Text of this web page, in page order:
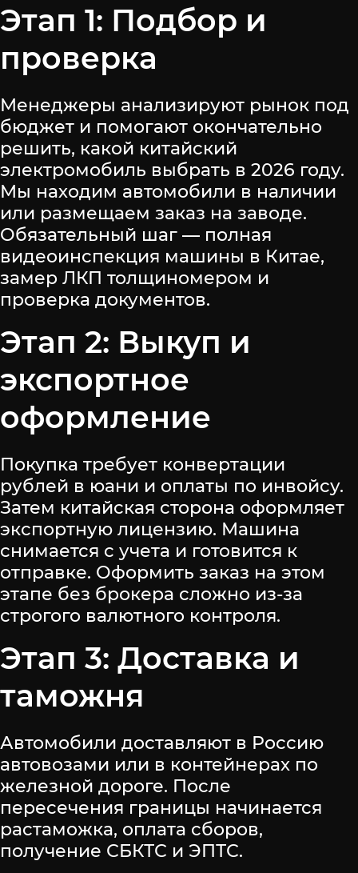
Этап 1: Подбор и
проверка
Менеджеры анализируют рынок под
бюджет и помогают окончательно
решить, какой китайский
электромобиль выбрать в 2026 году.
Мы находим автомобили в наличии
или размещаем заказ на заводе.
Обязательный шаг — полная
видеоинспекция машины в Китае,
замер ЛКП толщиномером и
проверка документов.
Этап 2: Выкуп и
экспортное
оформление
Покупка требует конвертации
рублей в юани и оплаты по инвойсу.
Затем китайская сторона оформляет
экспортную лицензию. Машина
снимается с учета и готовится к
отправке. Оформить заказ на этом
этапе без брокера сложно из-за
строгого валютного контроля.
Этап 3: Доставка и
таможня
Автомобили доставляют в Россию
автовозами или в контейнерах по
железной дороге. После
пересечения границы начинается
растаможка, оплата сборов,
получение СБКТС и ЭПТС.